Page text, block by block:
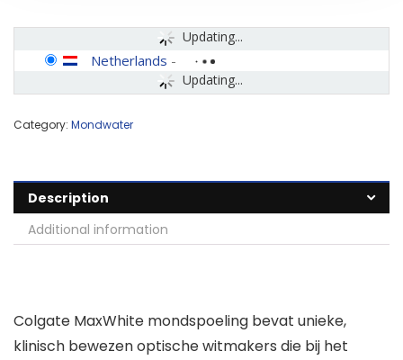
Updating...
Updating...
Netherlands -
Category: Mondwater
Description
Additional information
Colgate MaxWhite mondspoeling bevat unieke,
klinisch bewezen optische witmakers die bij het